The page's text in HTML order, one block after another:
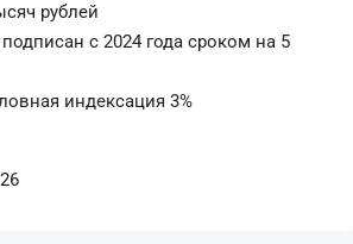
рублей
с 2024 года сроком на 5
индексация 3%
26